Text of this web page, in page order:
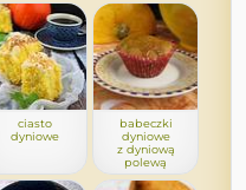
ciasto
dyniowe
babeczki
dyniowe
z dyniową
polewą